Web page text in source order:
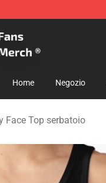
Shop
Home Negozio
Face Top serbatoio